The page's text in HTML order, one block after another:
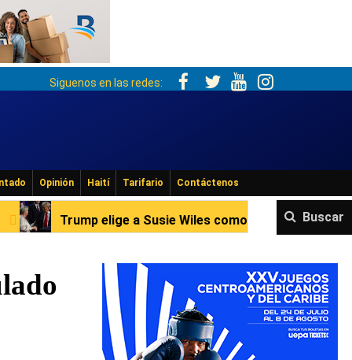
Siguenos en las redes:
Opinión Haití Tarifario Contáctenos
Buscar
a Susie Wiles como jefa del gabinete en Casa Blanca